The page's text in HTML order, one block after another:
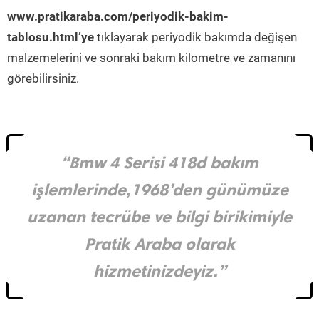
www.pratikaraba.com/periyodik-bakim-
tablosu.html’ye tıklayarak periyodik bakımda değişen
malzemelerini ve sonraki bakım kilometre ve zamanını
görebilirsiniz.
“Bmw 4 Serisi 418d bakım
işlemlerinde,1968’den günümüze
uzanan tecrübe ve bilgi birikimiyle
Pratik Araba olarak
hizmetinizdeyiz.”